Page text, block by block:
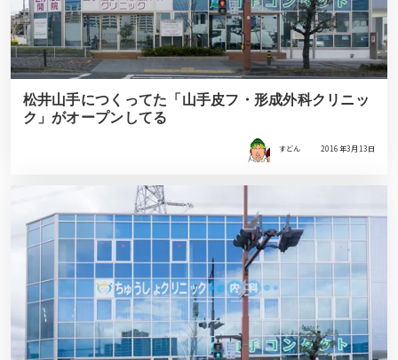
松井山手につくってた「山手皮フ・形成外科クリニッ
ク」がオープンしてる
すどん 2016年3月13日